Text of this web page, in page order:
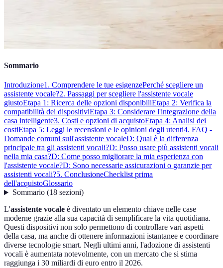
Sommario
Introduzione1. Comprendere le tue esigenzePerché scegliere un
assistente vocale?2. Passaggi per scegliere l'assistente vocale
giustoEtapa 1: Ricerca delle opzioni disponibiliEtapa 2: Verifica la
compatibilità dei dispositiviEtapa 3: Considerare l'integrazione della
casa intelligente3. Costi e opzioni di acquistoEtapa 4: Analisi dei
costiEtapa 5: Leggi le recensioni e le opinioni degli utenti4. FAQ -
Domande comuni sull'assistente vocaleD: Qual è la differenza
principale tra gli assistenti vocali?D: Posso usare più assistenti vocali
nella mia casa?D: Come posso migliorare la mia esperienza con
l'assistente vocale?D: Sono necessarie assicurazioni o garanzie per
assistenti vocali?5. ConclusioneChecklist prima
dell'acquistoGlossario
Sommario(18 sezioni)
L'assistente vocale è diventato un elemento chiave nelle case
moderne grazie alla sua capacità di semplificare la vita quotidiana.
Questi dispositivi non solo permettono di controllare vari aspetti
della casa, ma anche di ottenere informazioni istantanee e coordinare
diverse tecnologie smart. Negli ultimi anni, l'adozione di assistenti
vocali è aumentata notevolmente, con un mercato che si stima
raggiunga i 30 miliardi di euro entro il 2026.